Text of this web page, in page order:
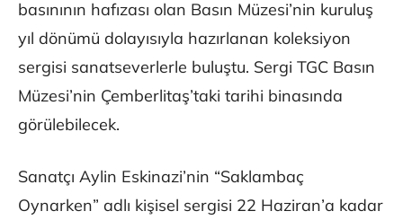
basınının hafızası olan Basın Müzesi’nin kuruluş
yıl dönümü dolayısıyla hazırlanan koleksiyon
sergisi sanatseverlerle buluştu. Sergi TGC Basın
Müzesi’nin Çemberlitaş’taki tarihi binasında
görülebilecek.
Sanatçı Aylin Eskinazi’nin “Saklambaç
Oynarken” adlı kişisel sergisi 22 Haziran’a kadar